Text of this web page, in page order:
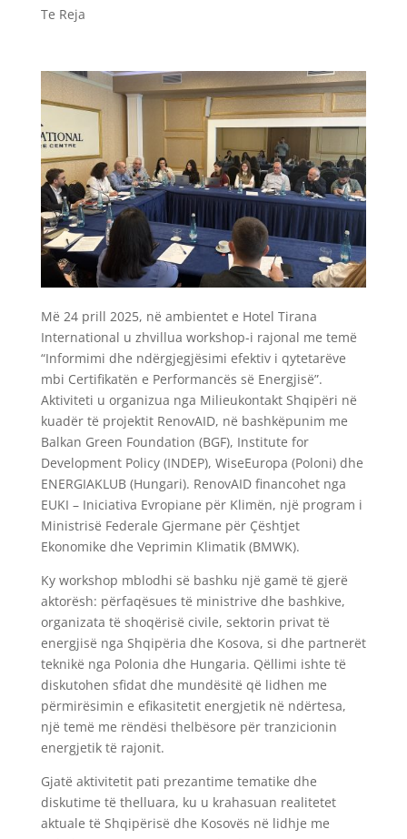
Te Reja
Më 24 prill 2025, në ambientet e Hotel Tirana
International u zhvillua workshop-i rajonal me temë
“Informimi dhe ndërgjegjësimi efektiv i qytetarëve
mbi Certifikatën e Performancës së Energjisë”.
Aktiviteti u organizua nga Milieukontakt Shqipëri në
kuadër të projektit RenovAID, në bashkëpunim me
Balkan Green Foundation (BGF), Institute for
Development Policy (INDEP), WiseEuropa (Poloni) dhe
ENERGIAKLUB (Hungari). RenovAID financohet nga
EUKI – Iniciativa Evropiane për Klimën, një program i
Ministrisë Federale Gjermane për Çështjet
Ekonomike dhe Veprimin Klimatik (BMWK).
Ky workshop mblodhi së bashku një gamë të gjerë
aktorësh: përfaqësues të ministrive dhe bashkive,
organizata të shoqërisë civile, sektorin privat të
energjisë nga Shqipëria dhe Kosova, si dhe partnerët
teknikë nga Polonia dhe Hungaria. Qëllimi ishte të
diskutohen sfidat dhe mundësitë që lidhen me
përmirësimin e efikasitetit energjetik në ndërtesa,
një temë me rëndësi thelbësore për tranzicionin
energjetik të rajonit.
Gjatë aktivitetit pati prezantime tematike dhe
diskutime të thelluara, ku u krahasuan realitetet
aktuale të Shqipërisë dhe Kosovës në lidhje me